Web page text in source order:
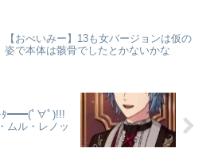
【おべいみー】13も女バージョンは仮の
姿で本体は骸骨でしたとかないかな
ｷﾀ━━(ﾟ∀ﾟ)!!!
ムル・レノッ